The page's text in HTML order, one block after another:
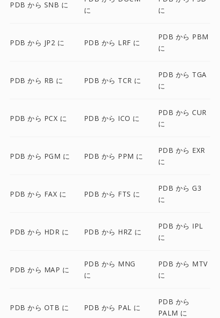
PDB から SNB に
に
に
PDB から JP2 に PDB から LRF に
PDB から PBM
に
PDB から RB に PDB から TCR に
PDB から TGA
に
PDB から PCX に PDB から ICO に
PDB から CUR
に
PDB から PGM に PDB から PPM に
PDB から EXR
に
PDB から FAX に PDB から FTS に
PDB から G3
に
PDB から HDR に PDB から HRZ に
PDB から IPL
に
PDB から MAP に
PDB から MNG
に
PDB から MTV
に
PDB から OTB に PDB から PAL に
PDB から
PALM に